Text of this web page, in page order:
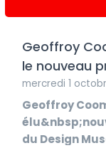
Geoffroy
le nouveau
mercredi 1
Geoffroy
du Design